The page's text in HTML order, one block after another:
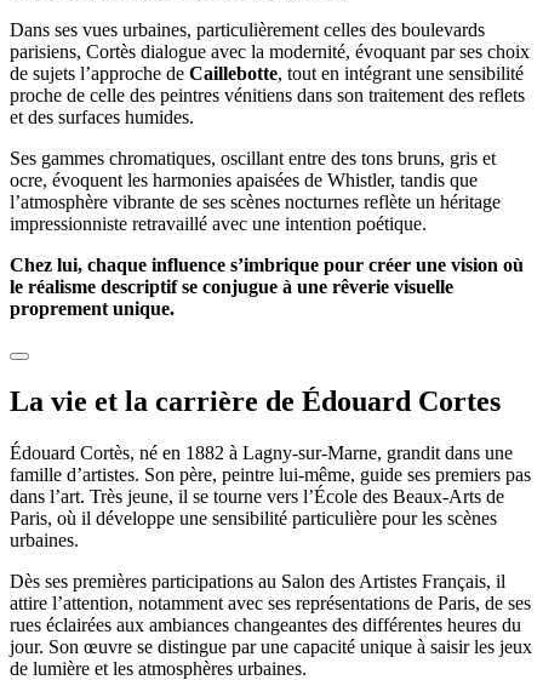
Dans ses vues urbaines, particulièrement celles des boulevards
parisiens, Cortès dialogue avec la modernité, évoquant par ses choix
de sujets l’approche de Caillebotte, tout en intégrant une sensibilité
proche de celle des peintres vénitiens dans son traitement des reflets
et des surfaces humides.
Ses gammes chromatiques, oscillant entre des tons bruns, gris et
ocre, évoquent les harmonies apaisées de Whistler, tandis que
l’atmosphère vibrante de ses scènes nocturnes reflète un héritage
impressionniste retravaillé avec une intention poétique.
Chez lui, chaque influence s’imbrique pour créer une vision où
le réalisme descriptif se conjugue à une rêverie visuelle
proprement unique.
La vie et la carrière de Édouard Cortes
Édouard Cortès, né en 1882 à Lagny-sur-Marne, grandit dans une
famille d’artistes. Son père, peintre lui-même, guide ses premiers pas
dans l’art. Très jeune, il se tourne vers l’École des Beaux-Arts de
Paris, où il développe une sensibilité particulière pour les scènes
urbaines.
Dès ses premières participations au Salon des Artistes Français, il
attire l’attention, notamment avec ses représentations de Paris, de ses
rues éclairées aux ambiances changeantes des différentes heures du
jour. Son œuvre se distingue par une capacité unique à saisir les jeux
de lumière et les atmosphères urbaines.